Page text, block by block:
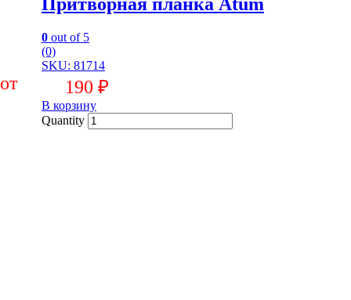
0 out of 5
(0)
SKU: 81714
190 ₽
В корзину
Quantity